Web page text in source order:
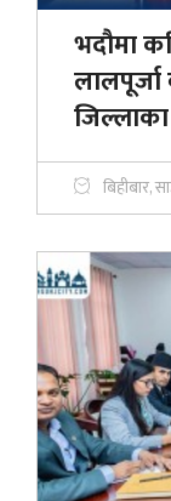
भदौमा
बिहीबार,